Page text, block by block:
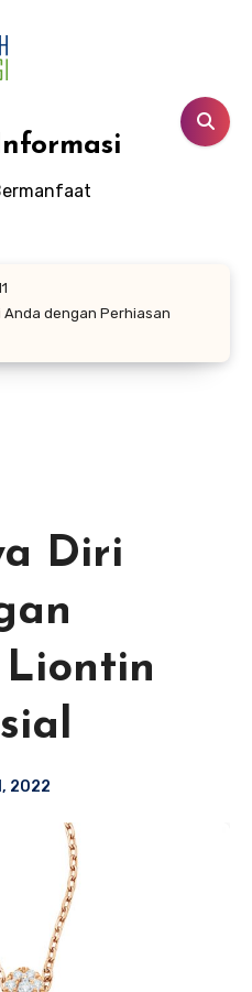
Anda dengan Perhiasan
Diri
Liontin
2022